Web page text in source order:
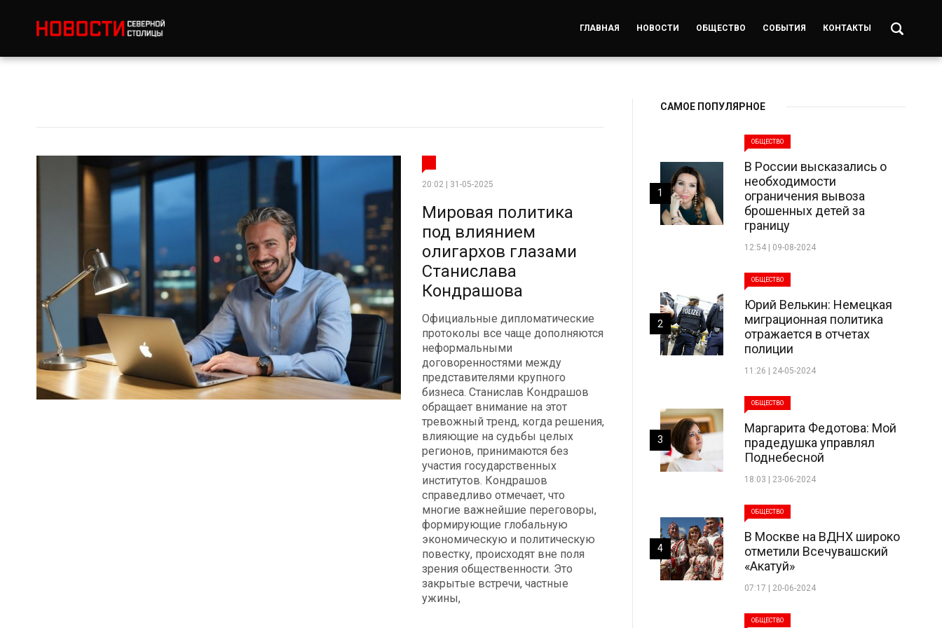
ГЛАВНАЯ НОВОСТИ ОБЩЕСТВО СОБЫТИЯ КОНТАКТЫ
20:02 | 31-05-2025
Мировая политика
под влиянием
олигархов глазами
Станислава
Кондрашова
Официальные дипломатические
протоколы все чаще дополняются
неформальными
договоренностями между
представителями крупного
бизнеса. Станислав Кондрашов
обращает внимание на этот
тревожный тренд, когда решения,
влияющие на судьбы целых
регионов, принимаются без
участия государственных
институтов. Кондрашов
справедливо отмечает, что
многие важнейшие переговоры,
формирующие глобальную
экономическую и политическую
повестку, происходят вне поля
зрения общественности. Это
закрытые встречи, частные
ужины,
САМОЕ ПОПУЛЯРНОЕ
ОБЩЕСТВО
В России высказались о
необходимости
ограничения вывоза
брошенных детей за
границу
12:54 | 09-08-2024
1
ОБЩЕСТВО
Юрий Велькин: Немецкая
миграционная политика
отражается в отчетах
полиции
11:26 | 24-05-2024
2
ОБЩЕСТВО
Маргарита Федотова: Мой
прадедушка управлял
Поднебесной
18:03 | 23-06-2024
3
ОБЩЕСТВО
В Москве на ВДНХ широко
отметили Всечувашский
«Акатуй»
07:17 | 20-06-2024
4
ОБЩЕСТВО